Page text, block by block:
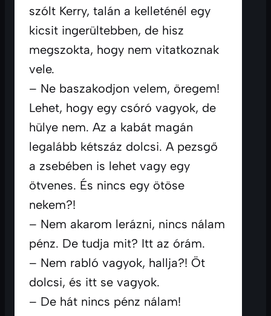
szólt Kerry, talán a kelleténél egy
kicsit ingerültebben, de hisz
megszokta, hogy nem vitatkoznak
vele.
– Ne baszakodjon velem, öregem!
Lehet, hogy egy csóró vagyok, de
hülye nem. Az a kabát magán
legalább kétszáz dolcsi. A pezsgő
a zsebében is lehet vagy egy
ötvenes. És nincs egy ötöse
nekem?!
– Nem akarom lerázni, nincs nálam
pénz. De tudja mit? Itt az órám.
– Nem rabló vagyok, hallja?! Öt
dolcsi, és itt se vagyok.
– De hát nincs pénz nálam!